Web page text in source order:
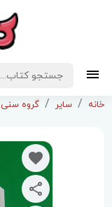
خانه سایر گروه سنی